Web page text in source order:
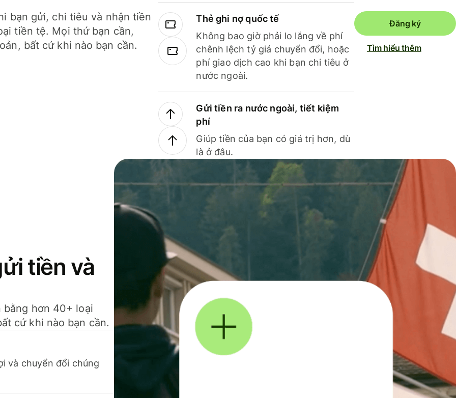
bạn gửi, chi tiêu và nhận tiền
tiền tệ. Mọi thứ bạn cần,
bất cứ khi nào bạn cần.
Thẻ ghi nợ quốc tế
Không bao giờ phải lo lắng về phí
chênh lệch tỷ giá chuyển đổi, hoặc
phí giao dịch cao khi bạn chi tiêu ở
nước ngoài.
Gửi tiền ra nước ngoài, tiết kiệm
phí
Giúp tiền của bạn có giá trị hơn, dù
là ở đâu.
Đăng ký
Tìm hiểu thêm
tiền và
hơn 40+ loại
cứ khi nào bạn cần.
và chuyển đổi chúng